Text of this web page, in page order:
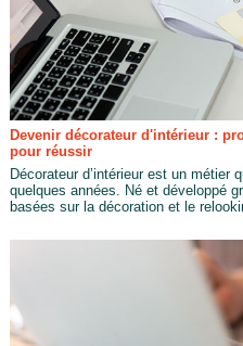
Devenir décorateur d'intérieur :
pour réussir
Décorateur d’intérieur est un métier
quelques années. Né et développé
basées sur la décoration et le